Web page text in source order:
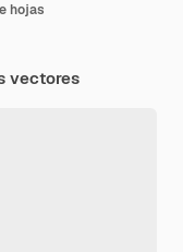
hojas
vectores